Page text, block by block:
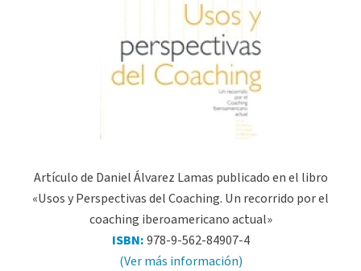
Artículo de Daniel Álvarez Lamas publicado en el libro
«Usos y Perspectivas del Coaching. Un recorrido por el
coaching iberoamericano actual»
ISBN:978-9-562-84907-4
(Ver más información)